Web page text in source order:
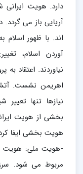
دارد. هویت
آریایی باز می گردد.
اند. با ظهور اسلام
آوردن اسلام،
نیاوردند. اعتقاد به
اهریمن نشست.
نیازها تنها تعییر
بخشی از هویت
هویت بخشی ایفا
مربوط می شود.